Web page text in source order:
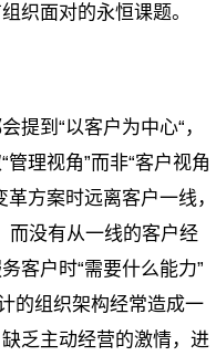
织面对的永恒课题。
提到“以客户为中心“，
理视角”而非“客户视角
方案时远离客户一线，
而没有从一线的客户经
客户时“需要什么能力”
的组织架构经常造成一
乏主动经营的激情，进